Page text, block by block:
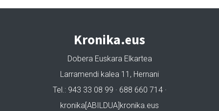
Kronika.eus
Dobera Euskara Elkartea
Larramendi kalea 11, Hernani
Tel.: 943 33 08 99 · 688 660 714 ·
kronika[ABILDUA]kronika.eus